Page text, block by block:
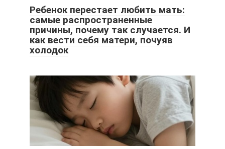
Ребенок перестает любить мать:
самые распространенные
причины, почему так случается. И
как вести себя матери, почуяв
холодок